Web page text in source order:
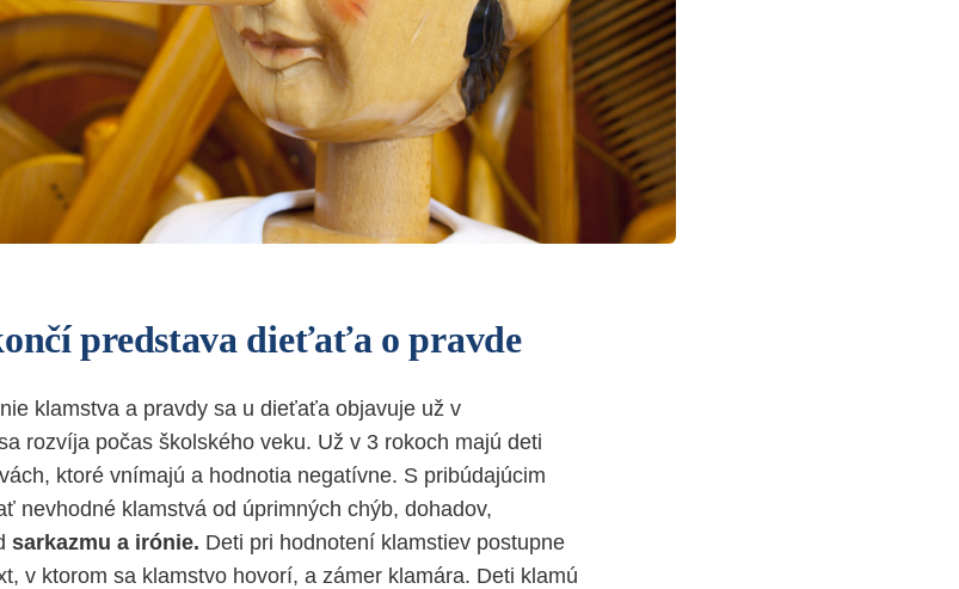
predstava dieťaťa o pravde
klamstva a pravdy sa u dieťaťa objavuje už v
rozvíja počas školského veku. Už v 3 rokoch majú deti
ktoré vnímajú a hodnotia negatívne. S pribúdajúcim
nevhodné klamstvá od úprimných chýb, dohadov,
sarkazmu a irónie. Deti pri hodnotení klamstiev postupne
v ktorom sa klamstvo hovorí, a zámer klamára. Deti klamú